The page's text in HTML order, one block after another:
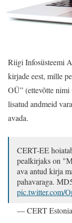
Riigi Infosüsteemi
kirjade eest, mille
OÜ” (ettevõtte nimi
lisatud andmeid
avada.
CERT-EE
pealkirjaks on
ava antud kirja
pahavaraga.
pic.twitter.com/
— CERT